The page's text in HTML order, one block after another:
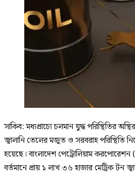
সাকিব: মধ্যপ্রাচ্যে চলমান যুদ্ধ পরিস্থিতির
জ্বালানি তেলের মজুত ও সরবরাহ
হয়েছে। বাংলাদেশ পেট্রোলিয়াম করপোরেশন
বর্তমানে প্রায় ১ লাখ ৩৬ হাজার মেট্রিক টন